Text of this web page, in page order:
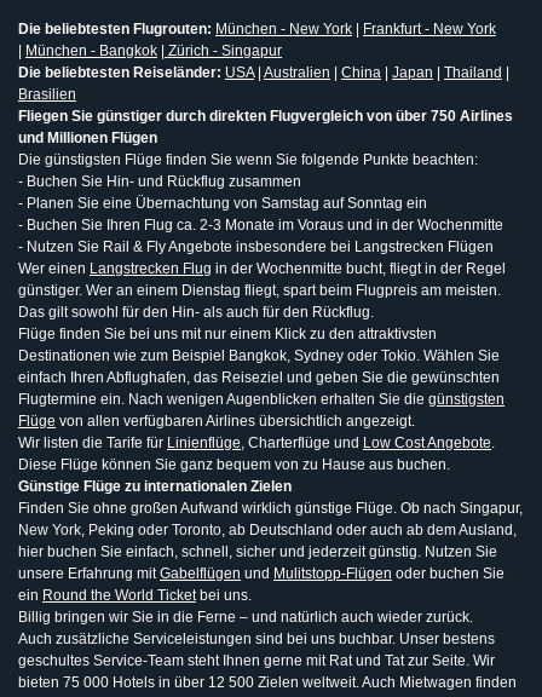
Die beliebtesten Flugrouten: München - New York
Frankfurt - New York
München - Bangkok
Zürich - Singapur
Die beliebtesten Reiseländer: USA| Australien China Japan Thailand
Brasilien
Fliegen Sie günstiger durch direkten Flugvergleich von über 750 Airlines
und Millionen Flügen
Die günstigsten Flüge finden Sie wenn Sie folgende Punkte beachten:
- Buchen Sie Hin- und Rückflug zusammen
- Planen Sie eine Übernachtung von Samstag auf Sonntag ein
- Buchen Sie Ihren Flug ca. 2-3 Monate im Voraus und in der Wochenmitte
- Nutzen Sie Rail & Fly Angebote insbesondere bei Langstrecken Flügen
Wer einen Langstrecken Flug in der Wochenmitte bucht, fliegt in der Regel
günstiger. Wer an einem Dienstag fliegt, spart beim Flugpreis am meisten.
Das gilt sowohl für den Hin- als auch für den Rückflug.
Flüge finden Sie bei uns mit nur einem Klick zu den attraktivsten
Destinationen wie zum Beispiel Bangkok, Sydney oder Tokio. Wählen Sie
einfach Ihren Abflughafen, das Reiseziel und geben Sie die gewünschten
Flugtermine ein. Nach wenigen Augenblicken erhalten Sie die günstigsten
Flüge von allen verfügbaren Airlines übersichtlich angezeigt.
Wir listen die Tarife für Linienflüge, Charterflüge und Low Cost Angebote.
Diese Flüge können Sie ganz bequem von zu Hause aus buchen.
Günstige Flüge zu internationalen Zielen
Finden Sie ohne großen Aufwand wirklich günstige Flüge. Ob nach Singapur,
New York, Peking oder Toronto, ab Deutschland oder auch ab dem Ausland,
hier buchen Sie einfach, schnell, sicher und jederzeit günstig. Nutzen Sie
unsere Erfahrung mitGabelflügen und Mulitstopp-Flügen oder buchen Sie
ein Round the World Ticketbei uns.
Billig bringen wir Sie in die Ferne – und natürlich auch wieder zurück.
Auch zusätzliche Serviceleistungen sind bei uns buchbar. Unser bestens
geschultes Service-Team steht Ihnen gerne mit Rat und Tat zur Seite. Wir
bieten 75 000 Hotels in über 12 500 Zielen weltweit. Auch Mietwagen finden